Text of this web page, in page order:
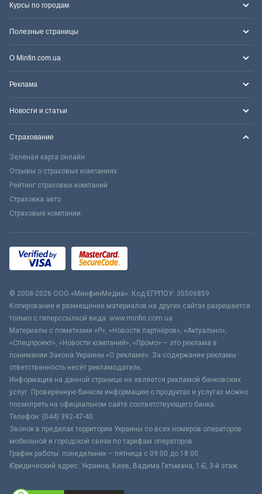
Курсы по городам
Полезные страницы
О Minfin.com.ua
Реклама
Новости и статьи
Страхование
Зеленая карта онлайн
Отзывы о страховых компаниях
Рейтинг страховых компаний
Страховка авто
Страховые компании
© 2008-2026 ООО «МинфинМедиа». Код ЕГРПОУ: 35506859
Копирование и размещение материалов на других сайтах разрешается
только с гиперссылкой вида: www.minfin.com.ua
Материалы с пометками «Р», «Новости партнёров», «Актуально»,
«Спецпроект», «Новости компаний», «Промо» – это реклама в
понимании Закона Украины «О рекламе». За содержание рекламы
ответственность несёт рекламодатель.
Информация на данной странице не является рекламой банковских
услуг. Проверенную банком информацию о продуктах и услугах можно
посмотреть на официальном сайте соответствующего банка.
Телефон: (044) 392-47-40
Звонок в пределах территории Украины со всех номеров операторов
мобильной и городской связи по тарифам операторов
График работы: понедельник – пятница с 09:00 до 18:00
Юридический адрес: Украина, Киев, Вадима Гетьмана, 1-Б, 3-й этаж